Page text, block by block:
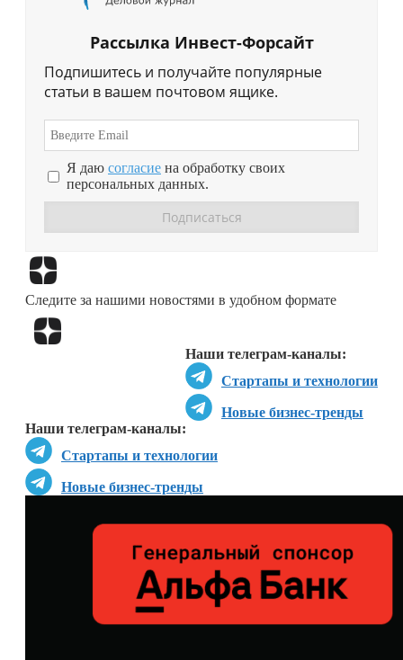
Рассылка Инвест-Форсайт
Подпишитесь и получайте популярные
статьи в вашем почтовом ящике.
Я даю согласие на обработку своих
персональных данных.
Следите за нашими новостями в удобном формате
Наши телеграм-каналы:
Стартапы и технологии
Новые бизнес-тренды
Наши телеграм-каналы:
Стартапы и технологии
Новые бизнес-тренды